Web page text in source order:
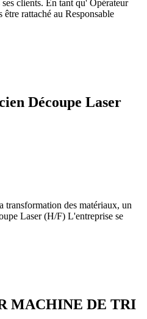
clients. En tant qu' Opérateur
rattaché au Responsable
Découpe Laser
transformation des matériaux, un
Laser (H/F) L'entreprise se
MACHINE DE TRI